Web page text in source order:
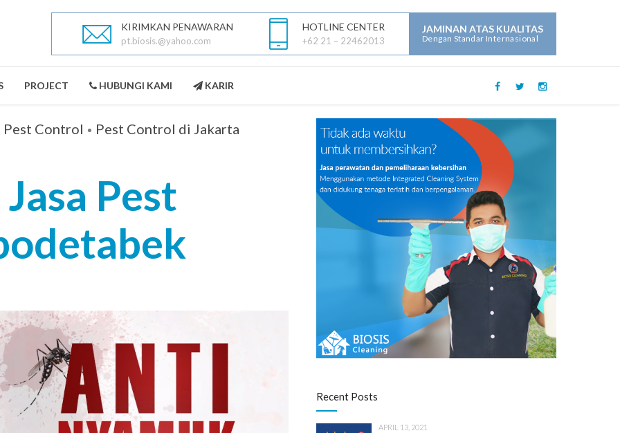
KIRIMKAN PENAWARAN
pt.biosis.@yahoo.com
HOTLINE CENTER
+62 21 – 22462013
JAMINAN ATAS KUALITAS
Dengan Standar Internasional
SELENGKAPNYA
Mechanical Electrical Plumbing (
MEP )
Security
General Contractor
Building Construction
Maintenance
IT Solution
PROJECT HUBUNGI KAMI KARIR
Pest Control
Pest Control di Jakarta
Pest
Recent Posts
APRIL 13, 2021